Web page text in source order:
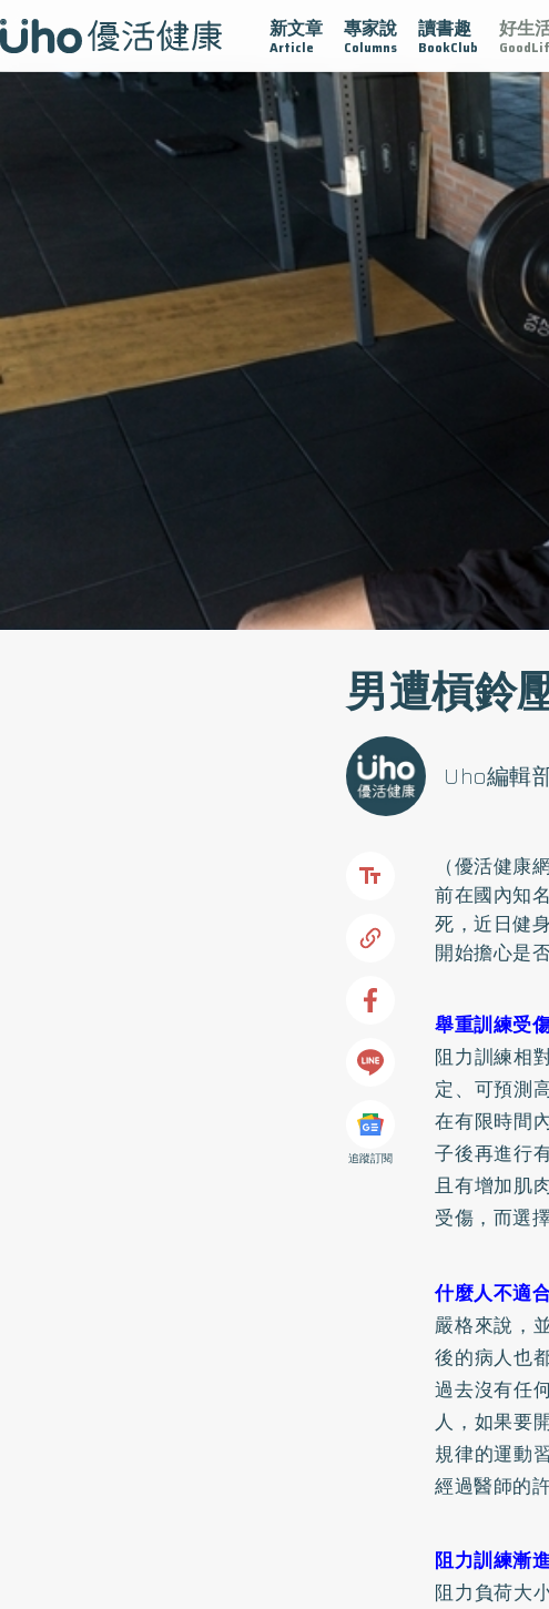
新文章
Article
專家說
Columns
讀書趣
BookClub
好生
疫情保衛戰 再生醫學 愛的未來視 認識攝護腺肥大 守護
男遭槓鈴
Uho編輯
追蹤訂閱
（優活健
前在國內知
死，近日健
開始擔心是
舉重訓練受
阻力訓練相
定、可預測
在有限時間
子後再進行
且有增加肌
受傷，而選
什麼人不適
嚴格來說，
後的病人也
過去沒有任
人，如果要
規律的運動
經過醫師的許
阻力訓練漸
阻力負荷大